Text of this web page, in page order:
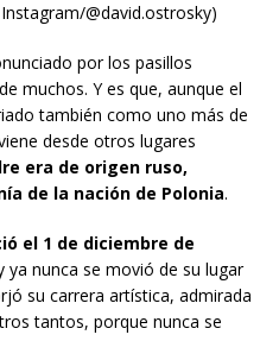
@david.ostrosky)
por los pasillos
muchos. Y es que, aunque el
también como uno más de
desde otros lugares
era de origen ruso,
de la nación de Polonia.
el 1 de diciembre de
ya nunca se movió de su lugar
su carrera artística, admirada
tantos, porque nunca se